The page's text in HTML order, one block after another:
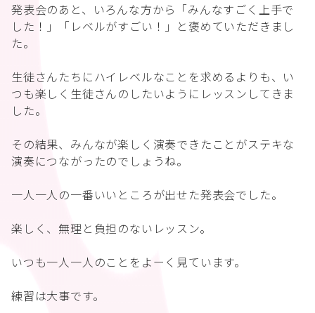
発表会のあと、いろんな方から「みんなすごく上手で
した！」「レベルがすごい！」と褒めていただきまし
た。
生徒さんたちにハイレベルなことを求めるよりも、い
つも楽しく生徒さんのしたいようにレッスンしてきま
した。
その結果、みんなが楽しく演奏できたことがステキな
演奏につながったのでしょうね。
一人一人の一番いいところが出せた発表会でした。
楽しく、無理と負担のないレッスン。
いつも一人一人のことをよーく見ています。
練習は大事です。